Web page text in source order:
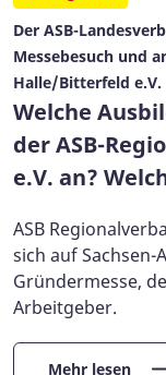
Der ASB-
Messebesuch und
Halle/Bitterfeld e.V.
Welche
der ASB-
e.V. an?
ASB
sich auf Sachsen-
Gründermesse,
Arbeitgeber.
Mehr lesen